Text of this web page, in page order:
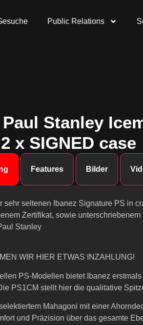
Public Relations
Stanley
x SIGNED case
Features Bilder
sehr seltenen Ibanez Signature PS in
Zertifikat, sowie
Stanley
WIR HIER ETWAS INZAHLUNG!
PS-Modellen bietet Ibanez
PS1CM stellt hier die qualitative
Mahagoni mit einer
und Präzision über das gesamte